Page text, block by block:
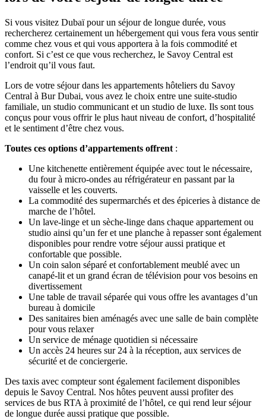
Si vous visitez Dubaï pour un séjour de longue durée, vous
rechercherez certainement un hébergement qui vous fera vous sentir
comme chez vous et qui vous apportera à la fois commodité et
confort. Si c’est ce que vous recherchez, le Savoy Central est
l’endroit qu’il vous faut.
Lors de votre séjour dans les appartements hôteliers du Savoy
Central à Bur Dubai, vous avez le choix entre une suite-studio
familiale, un studio communicant et un studio de luxe. Ils sont tous
conçus pour vous offrir le plus haut niveau de confort, d’hospitalité
et le sentiment d’être chez vous.
Toutes ces options d’appartements offrent :
Une kitchenette entièrement équipée avec tout le nécessaire,
du four à micro-ondes au réfrigérateur en passant par la
vaisselle et les couverts.
La commodité des supermarchés et des épiceries à distance de
marche de l’hôtel.
Un lave-linge et un sèche-linge dans chaque appartement ou
studio ainsi qu’un fer et une planche à repasser sont également
disponibles pour rendre votre séjour aussi pratique et
confortable que possible.
Un coin salon séparé et confortablement meublé avec un
canapé-lit et un grand écran de télévision pour vos besoins en
divertissement
Une table de travail séparée qui vous offre les avantages d’un
bureau à domicile
Des sanitaires bien aménagés avec une salle de bain complète
pour vous relaxer
Un service de ménage quotidien si nécessaire
Un accès 24 heures sur 24 à la réception, aux services de
sécurité et de conciergerie.
Des taxis avec compteur sont également facilement disponibles
depuis le Savoy Central. Nos hôtes peuvent aussi profiter des
services de bus RTA à proximité de l’hôtel, ce qui rend leur séjour
de longue durée aussi pratique que possible.